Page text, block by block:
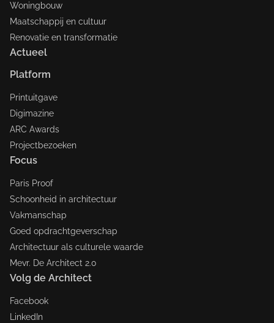
Woningbouw
Maatschappij en cultuur
Renovatie en transformatie
Actueel
Platform
Printuitgave
Digimazine
ARC Awards
Projectbezoeken
Focus
Paris Proof
Schoonheid in architectuur
Vakmanschap
Goed opdrachtgeverschap
Architectuur als culturele waarde
Mevr. De Architect 2.0
Volg de Architect
Facebook
LinkedIn